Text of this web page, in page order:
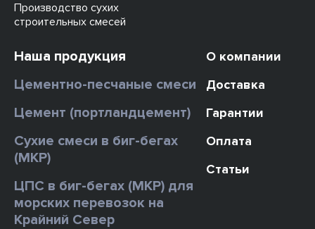
Производство сухих
строительных смесей
Наша продукция
Цементно-песчаные смеси
Цемент (портландцемент)
Сухие смеси в биг-бегах
(МКР)
ЦПС в биг-бегах (МКР) для
морских перевозок на
Крайний Север
О компании
Доставка
Гарантии
Оплата
Статьи